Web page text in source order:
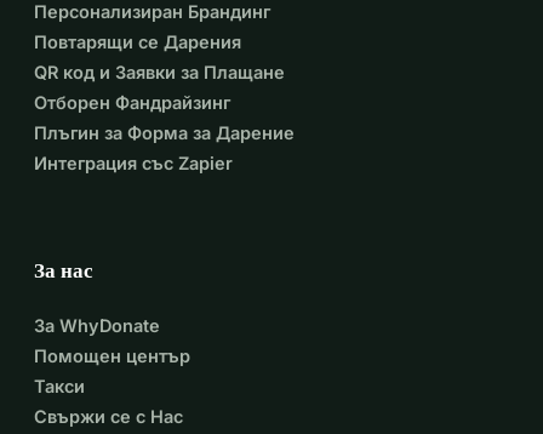
Персонализиран Брандинг
Повтарящи се Дарения
QR код и Заявки за Плащане
Отборен Фандрайзинг
Плъгин за Форма за Дарение
Интеграция със Zapier
За нас
За WhyDonate
Помощен център
Такси
Свържи се с Нас